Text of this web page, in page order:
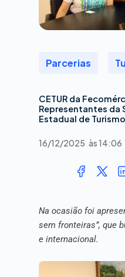
Parcerias
CETUR da
Representantes da
Estadual de
16/12/2025 às14:06
Na ocasião foi
sem fronteiras”, que
e internacional.